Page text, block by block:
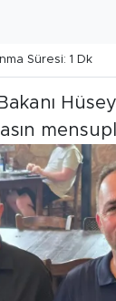
Süresi: 1 Dk